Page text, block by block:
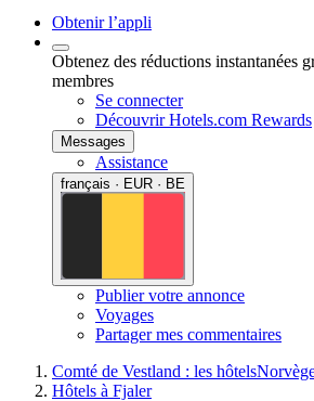
Obtenir l’appli
Obtenez des réductions instantanées
membres
Se connecter
Découvrir Hotels.com Rewards
Messages
Assistance
français · EUR · BE
Publier votre annonce
Voyages
Partager mes commentaires
Comté de Vestland : les hôtels
Hôtels à Fjaler